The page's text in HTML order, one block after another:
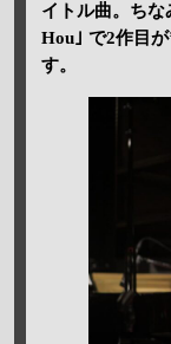
イトル曲。ちな
Hou｣ で2作目
す。